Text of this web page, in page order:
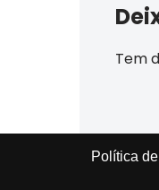
Tem
Política